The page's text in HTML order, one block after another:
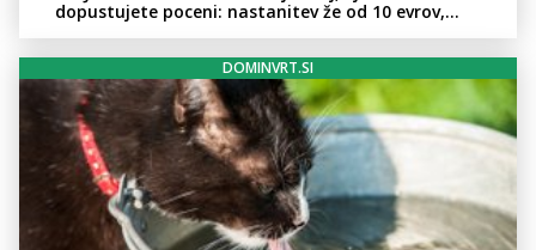
dopustujete poceni: nastanitev že od 10 evrov,
DOMINVRT.SI